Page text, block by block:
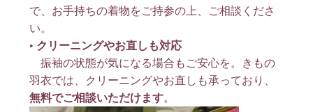
で、お手持ちの着物をご持参の上、ご相談くださ
い。
• クリーニングやお直しも対応
振袖の状態が気になる場合もご安心を。きもの
羽衣では、クリーニングやお直しも承っており、
無料でご相談いただけます。